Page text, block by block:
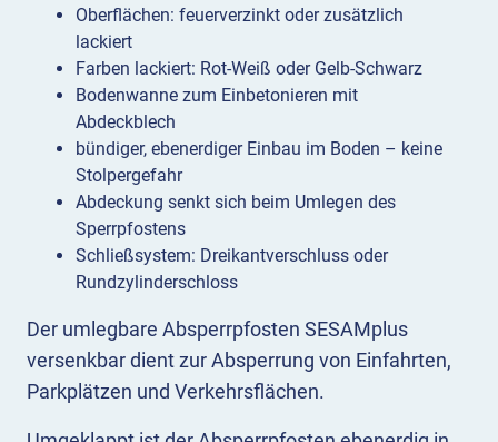
Der umlegbare Absperrpfosten SESAMplus
versenkbar dient zur Absperrung von Einfahrten,
Parkplätzen und Verkehrsflächen.
Oberflächen: feuerverzinkt oder zusätzlich
lackiert
Farben lackiert: Rot-Weiß oder Gelb-Schwarz
Bodenwanne zum Einbetonieren mit
Abdeckblech
bündiger, ebenerdiger Einbau im Boden – keine
Stolpergefahr
Abdeckung senkt sich beim Umlegen des
Sperrpfostens
Schließsystem: Dreikantverschluss oder
Rundzylinderschloss